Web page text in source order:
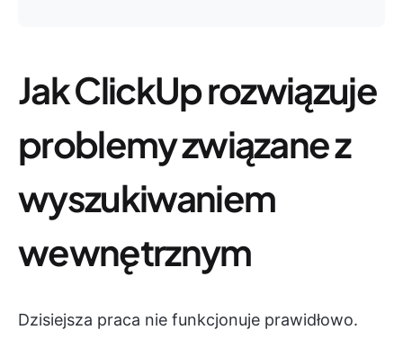
Jak ClickUp rozwiązuje
problemy związane z
wyszukiwaniem
wewnętrznym
Dzisiejsza praca nie funkcjonuje prawidłowo.